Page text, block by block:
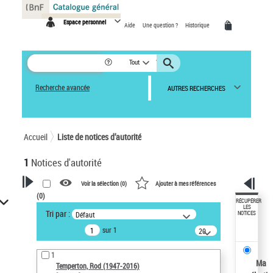
Espace personnel Aide Une question ? Historique
Tout
Recherche avancée AUTRES RECHERCHES
Accueil Liste de notices d’autorité
1 Notices d'autorité
VOTRE RECHERCHE
Recherche avancée dans les
notices d’autorité
Œuvres liées à l'auteur :
Temperton, Rod (1947-2016)
Voir la sélection (0) Ajouter à mes références
(0)
Tri par : Défaut
sur 1
20
résultats/page
1
Temperton, Rod (1947-2016)
RÉCUPÉRER
LES
NOTICES
Ma
Panneau de gestion des cookies